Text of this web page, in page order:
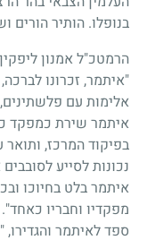
בנופלו. הותיר הורים
הרמטכ"ל אמנון
"איתמר, זכרונו
אלימות עם
איתמר שירת כמפקד
בפיקוד המרכז, ותואר
נכונות לסייע
איתמר בלט בחיוכו
מפקדיו וחבריו
ספד לאיתמר